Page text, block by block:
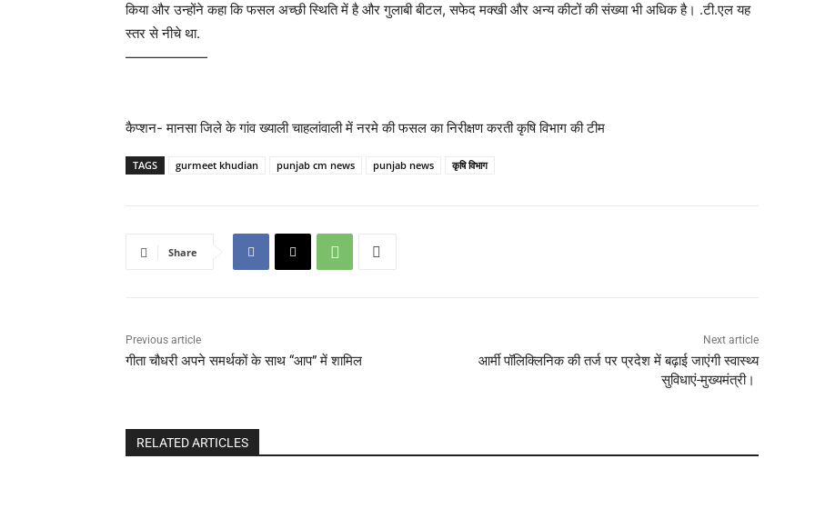
किया और उन्होंने कहा कि फसल अच्छी स्थिति में है और गुलाबी बीटल, सफेद मक्खी और अन्य कीटों की संख्या भी अधिक है। .टी.एल यह
स्तर से नीचे था.
——————
कैप्शन- मानसा जिले के गांव ख्याली चाहलांवाली में नरमे की फसल का निरीक्षण करती कृषि विभाग की टीम
TAGS gurmeet khudian punjab cm news punjab news कृषि विभाग
Share
Previous article
गीता चौधरी अपने समर्थकों के साथ “आप” में शामिल
Next article
आर्मी पॉलिक्लिनिक की तर्ज पर प्रदेश में बढ़ाई जाएंगी स्वास्थ्य
सुविधाएं-मुख्यमंत्री।
RELATED ARTICLES